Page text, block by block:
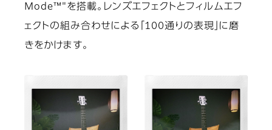
Mode™"を搭載。レンズエフェクトとフィルムエフ
ェクトの組み合わせによる「100通りの表現」に磨
きをかけます。